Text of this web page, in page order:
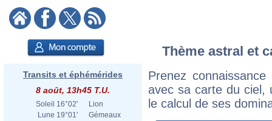
Transits et éphémérides
8 août, 13h45 T.U.
Soleil 16°02'
Lion
Lune 19°01'
Gémeaux
Thème astral et
Prenez
avec sa carte du ciel,
le calcul de ses